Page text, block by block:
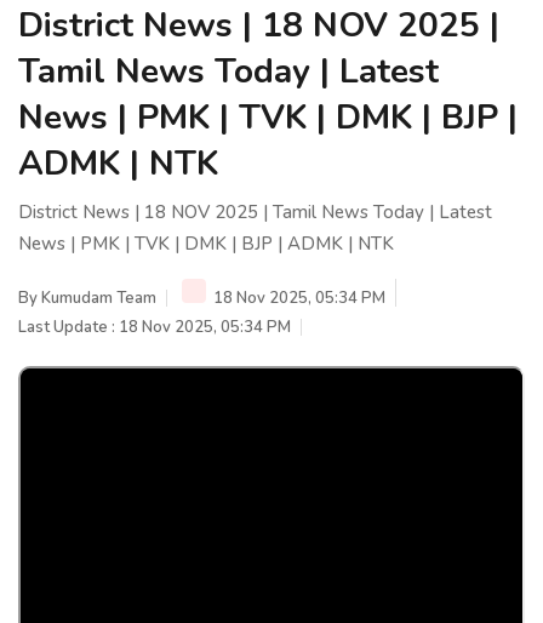
District News | 18 NOV 2025 |
Tamil News Today | Latest
News | PMK | TVK | DMK | BJP |
ADMK | NTK
District News | 18 NOV 2025 | Tamil News Today | Latest
News | PMK | TVK | DMK | BJP | ADMK | NTK
ByKumudam Team
18 Nov 2025, 05:34 PM
Last Update : 18 Nov 2025, 05:34 PM